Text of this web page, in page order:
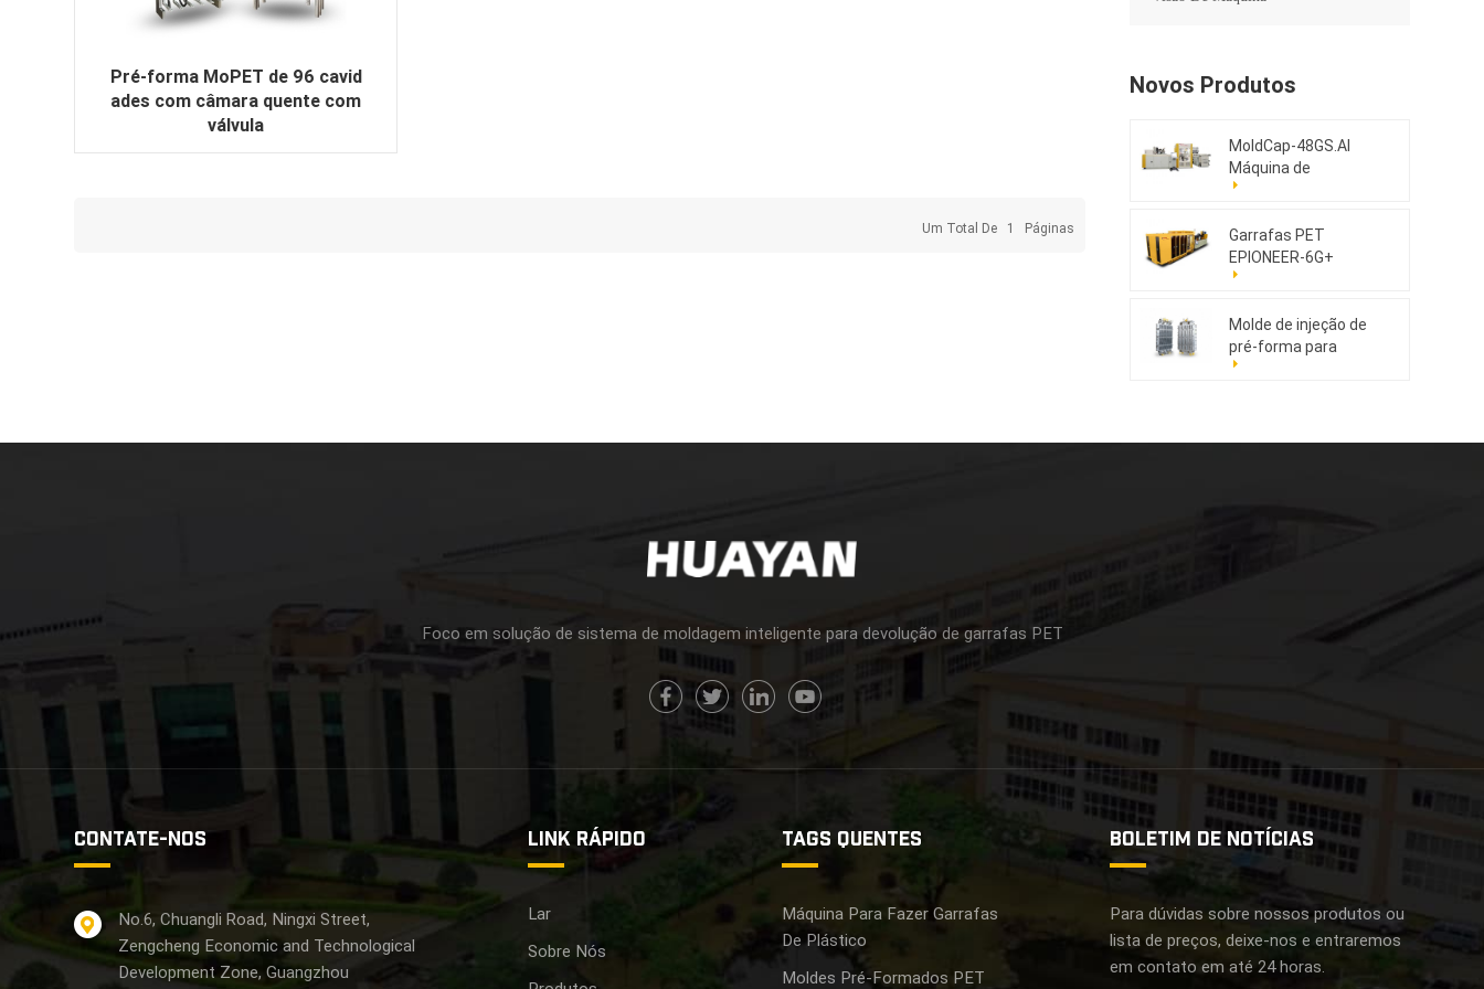
Pré-forma MoPET de 96 cavid
ades com câmara quente com
válvula
Um Total De 1 Páginas
Novos Produtos
MoldCap-48GS.AI
Máquina de
moldagem por
tampas de alta
velocidade
Garrafas PET
EPIONEER-6G+
Molde de injeção de
pré-forma para
animais de estimação
Foco em solução de sistema de moldagem inteligente para devolução de garrafas PET
CONTATE-NOS
No.6, Chuangli Road, Ningxi Street,
Zengcheng Economic and Technological
Development Zone, Guangzhou
LINK RÁPIDO
Lar
Sobre Nós
TAGS QUENTES
Máquina Para Fazer Garrafas
De Plástico
Moldes Pré-Formados PET
BOLETIM DE NOTÍCIAS
Para dúvidas sobre nossos produtos ou
lista de preços, deixe-nos e entraremos
em contato em até 24 horas.